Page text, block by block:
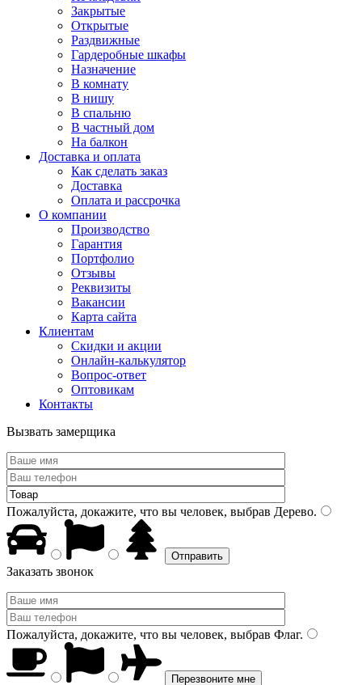
Закрытые
Открытые
Раздвижные
Гардеробные шкафы
Назначение
В комнату
В нишу
В спальню
В частный дом
На балкон
Доставка и оплата
Как сделать заказ
Доставка
Оплата и рассрочка
О компании
Производство
Гарантия
Портфолио
Отзывы
Реквизиты
Вакансии
Карта сайта
Клиентам
Скидки и акции
Онлайн-калькулятор
Вопрос-ответ
Оптовикам
Контакты
Вызвать замерщика
Пожалуйста, докажите, что вы человек, выбрав Дерево.
Заказать звонок
Пожалуйста, докажите, что вы человек, выбрав Флаг.